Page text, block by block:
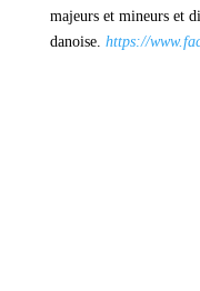
majeurs et mineurs et
danoise. https://